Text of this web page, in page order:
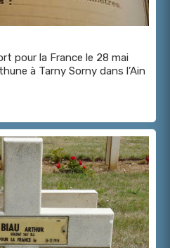
pour la France le 28 mai
à Tarny Sorny dans l’Ain